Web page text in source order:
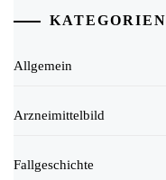
KATEGORIEN
Allgemein
Arzneimittelbild
Fallgeschichte